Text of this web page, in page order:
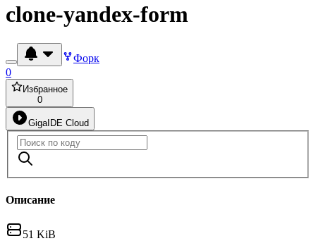
clone-yandex-form
Форк
0
Избранное
0
GigaIDE Cloud
Описание
51 KiB